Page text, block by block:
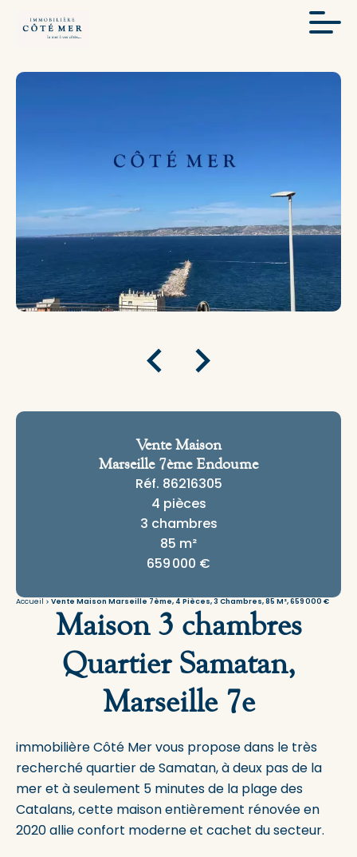
Vente Maison
Marseille 7ème Endoume
Réf. 86216305
4 pièces
3 chambres
85 m²
659 000 €
Accueil Vente Maison Marseille 7ème, 4 Pièces, 3 Chambres, 85 M², 659 000 €
Maison 3 chambres
Quartier Samatan,
Marseille 7e
immobilière Côté Mer vous propose dans le très
recherché quartier de Samatan, à deux pas de la
mer et à seulement 5 minutes de la plage des
Catalans, cette maison entièrement rénovée en
2020 allie confort moderne et cachet du secteur.